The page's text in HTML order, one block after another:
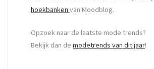
hoekbanken van Moodblog.
Opzoek naar de laatste mode trends?
Bekijk dan de modetrends van dit jaar!